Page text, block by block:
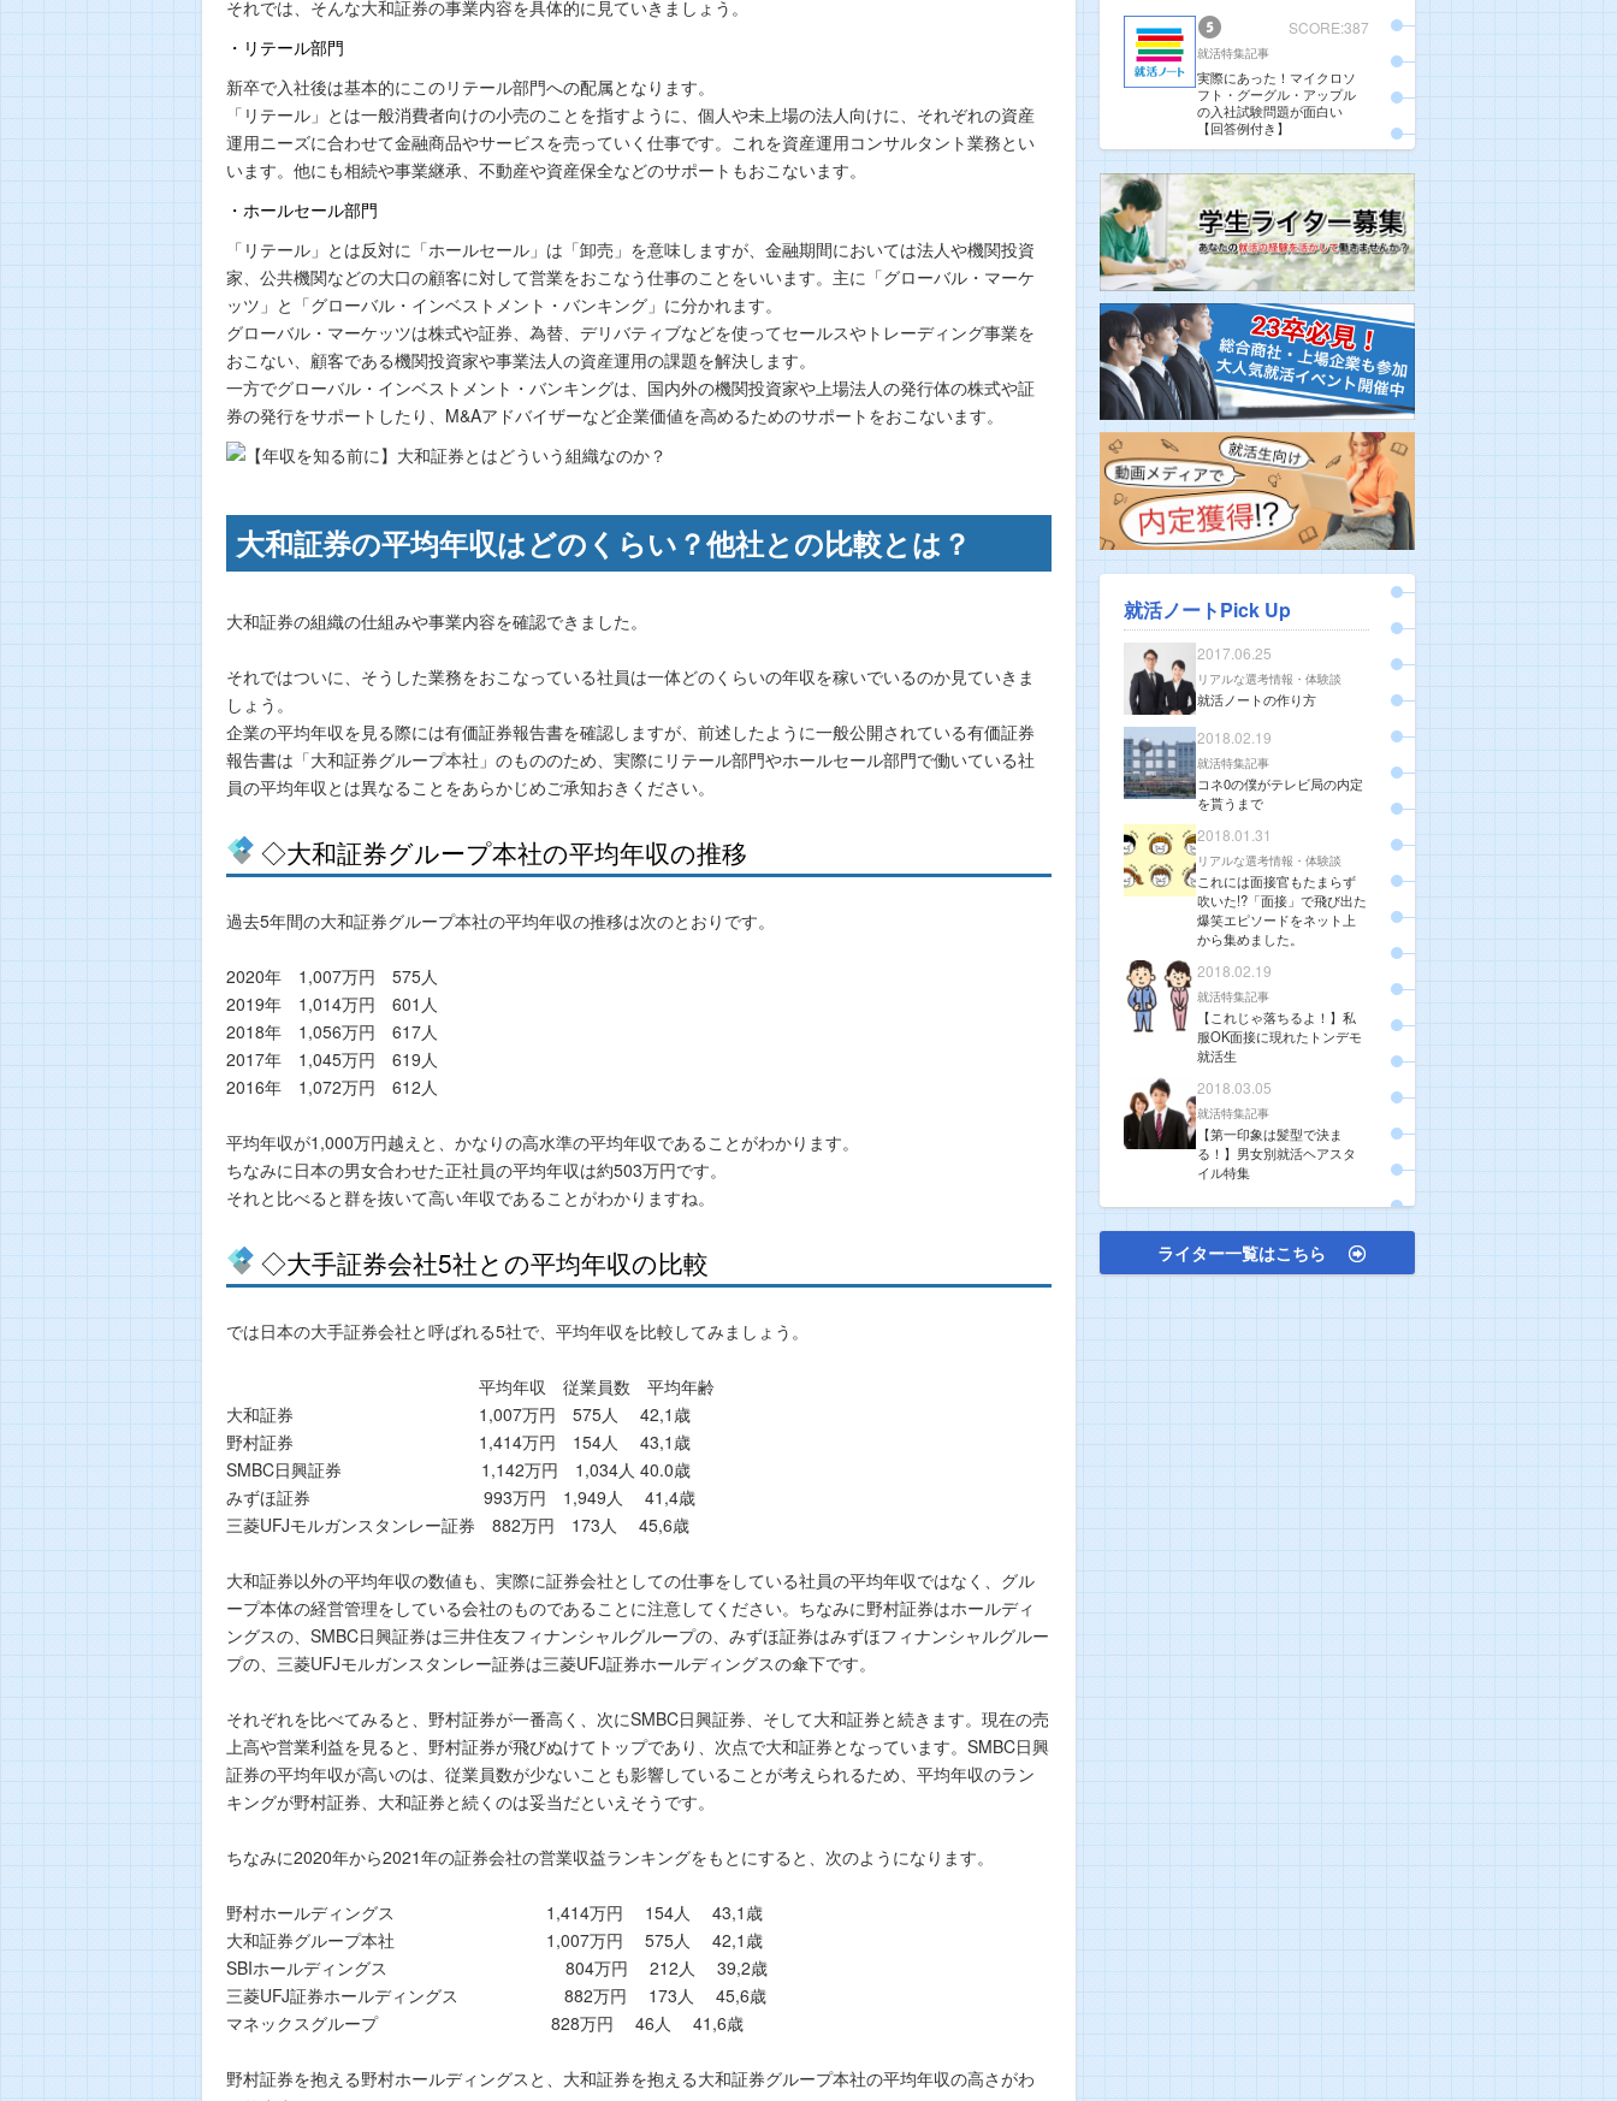
それでは、そんな大和証券の事業内容を具体的に見ていきましょう。
・リテール部門
新卒で入社後は基本的にこのリテール部門への配属となります。
「リテール」とは一般消費者向けの小売のことを指すように、個人や未上場の法人向けに、それぞれの資産
運用ニーズに合わせて金融商品やサービスを売っていく仕事です。これを資産運用コンサルタント業務とい
います。他にも相続や事業継承、不動産や資産保全などのサポートもおこないます。
・ホールセール部門
「リテール」とは反対に「ホールセール」は「卸売」を意味しますが、金融期間においては法人や機関投資
家、公共機関などの大口の顧客に対して営業をおこなう仕事のことをいいます。主に「グローバル・マーケ
ッツ」と「グローバル・インベストメント・バンキング」に分かれます。
グローバル・マーケッツは株式や証券、為替、デリバティブなどを使ってセールスやトレーディング事業を
おこない、顧客である機関投資家や事業法人の資産運用の課題を解決します。
一方でグローバル・インベストメント・バンキングは、国内外の機関投資家や上場法人の発行体の株式や証
券の発行をサポートしたり、M&Aアドバイザーなど企業価値を高めるためのサポートをおこないます。
大和証券の平均年収はどのくらい？他社との比較とは？
大和証券の組織の仕組みや事業内容を確認できました。
それではついに、そうした業務をおこなっている社員は一体どのくらいの年収を稼いでいるのか見ていきま
しょう。
企業の平均年収を見る際には有価証券報告書を確認しますが、前述したように一般公開されている有価証券
報告書は「大和証券グループ本社」のもののため、実際にリテール部門やホールセール部門で働いている社
員の平均年収とは異なることをあらかじめご承知おきください。
◇大和証券グループ本社の平均年収の推移
過去5年間の大和証券グループ本社の平均年収の推移は次のとおりです。
2020年 1,007万円 575人
2019年 1,014万円 601人
2018年 1,056万円 617人
2017年 1,045万円 619人
2016年 1,072万円 612人
平均年収が1,000万円越えと、かなりの高水準の平均年収であることがわかります。
ちなみに日本の男女合わせた正社員の平均年収は約503万円です。
それと比べると群を抜いて高い年収であることがわかりますね。
◇大手証券会社5社との平均年収の比較
では日本の大手証券会社と呼ばれる5社で、平均年収を比較してみましょう。
平均年収 従業員数 平均年齢
大和証券 1,007万円 575人 42,1歳
野村証券 1,414万円 154人 43,1歳
SMBC日興証券 1,142万円 1,034人 40.0歳
みずほ証券 993万円 1,949人 41,4歳
三菱UFJモルガンスタンレー証券 882万円 173人 45,6歳
大和証券以外の平均年収の数値も、実際に証券会社としての仕事をしている社員の平均年収ではなく、グル
ープ本体の経営管理をしている会社のものであることに注意してください。ちなみに野村証券はホールディ
ングスの、SMBC日興証券は三井住友フィナンシャルグループの、みずほ証券はみずほフィナンシャルグルー
プの、三菱UFJモルガンスタンレー証券は三菱UFJ証券ホールディングスの傘下です。
それぞれを比べてみると、野村証券が一番高く、次にSMBC日興証券、そして大和証券と続きます。現在の売
上高や営業利益を見ると、野村証券が飛びぬけてトップであり、次点で大和証券となっています。SMBC日興
証券の平均年収が高いのは、従業員数が少ないことも影響していることが考えられるため、平均年収のラン
キングが野村証券、大和証券と続くのは妥当だといえそうです。
ちなみに2020年から2021年の証券会社の営業収益ランキングをもとにすると、次のようになります。
野村ホールディングス 1,414万円 154人 43,1歳
大和証券グループ本社 1,007万円 575人 42,1歳
SBIホールディングス 804万円 212人 39,2歳
三菱UFJ証券ホールディングス 882万円 173人 45,6歳
マネックスグループ 828万円 46人 41,6歳
野村証券を抱える野村ホールディングスと、大和証券を抱える大和証券グループ本社の平均年収の高さがわ
SCORE:387
就活特集記事
実際にあった！マイクロソ
フト・グーグル・アップル
の入社試験問題が面白い
【回答例付き】
就活ノートPick Up
2017.06.25
リアルな選考情報・体験談
就活ノートの作り方
2018.02.19
就活特集記事
コネ0の僕がテレビ局の内定
を貰うまで
2018.01.31
リアルな選考情報・体験談
これには面接官もたまらず
吹いた!?「面接」で飛び出た
爆笑エピソードをネット上
から集めました。
2018.02.19
就活特集記事
【これじゃ落ちるよ！】私
服OK面接に現れたトンデモ
就活生
2018.03.05
就活特集記事
【第一印象は髪型で決ま
る！】男女別就活ヘアスタ
イル特集
ライター一覧はこちら